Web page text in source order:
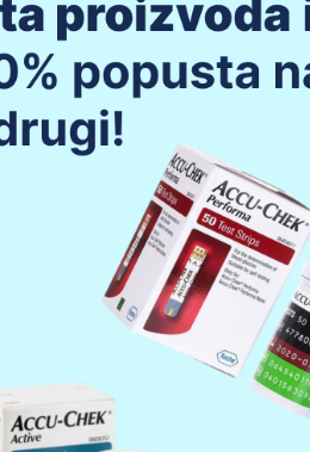
ultrazvučni inhalator